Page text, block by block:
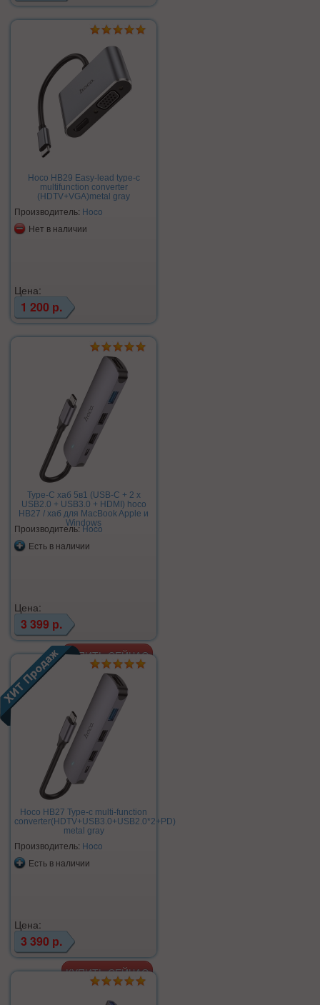
Hoco HB29 Easy-lead type-c
multifunction converter
(HDTV+VGA)metal gray
Производитель: Hoco
Нет в наличии
Цена:
1 200 р.
Type-C хаб 5в1 (USB-C + 2 x
USB2.0 + USB3.0 + HDMI) hoco
HB27 / хаб для MacBook Apple и
Windows
Производитель:Hoco
Есть в наличии
Цена:
3 399 р.
Hoco HB27 Type-c multi-function
converter(HDTV+USB3.0+USB2.0*2+PD)
metal gray
Производитель: Hoco
Есть в наличии
Цена:
3 390 р.